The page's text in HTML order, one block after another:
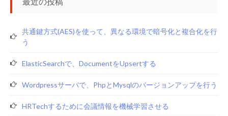
共通鍵方式(AES)を使って、異なる環境で暗号化と複合化を行
う
ElasticSearchで、documentをupsertする
Wordpressサーバで、phpとmysqlのバージョンアップを行う
HRTechするために会議情報を機械学習させる